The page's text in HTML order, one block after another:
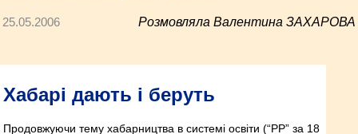
25.05.2006 Розмовляла Валентина ЗАХАРОВА
Хабарі дають і беруть
Продовжуючи тему хабарництва в системі освіти (“РР” за 18